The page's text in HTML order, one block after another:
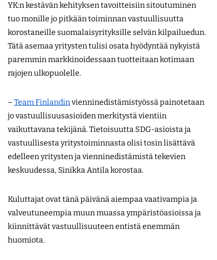
YK:n kestävän kehityksen tavoitteisiin sitoutuminen
tuo monille jo pitkään toiminnan vastuullisuutta
korostaneille suomalaisyrityksille selvän kilpailuedun.
Tätä asemaa yritysten tulisi osata hyödyntää nykyistä
paremmin markkinoidessaan tuotteitaan kotimaan
rajojen ulkopuolelle.
– Team Finlandinvienninedistämistyössä painotetaan
jo vastuullisuusasioiden merkitystä vientiin
vaikuttavana tekijänä. Tietoisuutta SDG-asioista ja
vastuullisesta yritystoiminnasta olisi tosin lisättävä
edelleen yritysten ja vienninedistämistä tekevien
keskuudessa, Sinikka Antila korostaa.
Kuluttajat ovat tänä päivänä aiempaa vaativampia ja
valveutuneempia muun muassa ympäristöasioissa ja
kiinnittävät vastuullisuuteen entistä enemmän
huomiota.